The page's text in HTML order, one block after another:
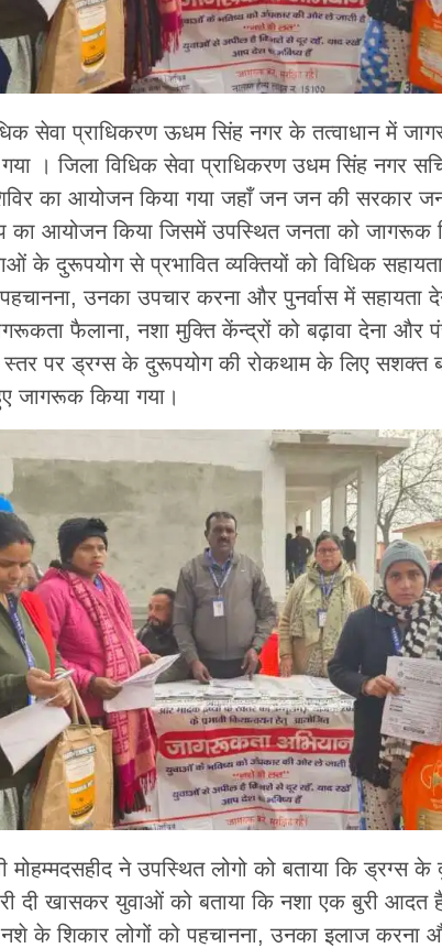
सेवा प्राधिकरण ऊधम सिंह नगर के तत्वाधान में
। जिला विधिक सेवा प्राधिकरण उधम सिंह नगर
का आयोजन किया गया जहाँ जन जन की सरकार
आयोजन किया जिसमें उपस्थित जनता को जागरूक
के दुरूपयोग से प्रभावित व्यक्तियों को विधिक
उनका उपचार करना और पुनर्वास में सहायता
फैलाना, नशा मुक्ति केंन्द्रों को बढ़ावा देना और
स्तर पर ड्रग्स के दुरूपयोग की रोकथाम के लिए सशक्त
जागरूक किया गया।
मोहम्मदसहीद ने उपस्थित लोगो को बताया कि ड्रग्स
दी खासकर युवाओं को बताया कि नशा एक बुरी आदत
के शिकार लोगों को पहचानना, उनका इलाज करना